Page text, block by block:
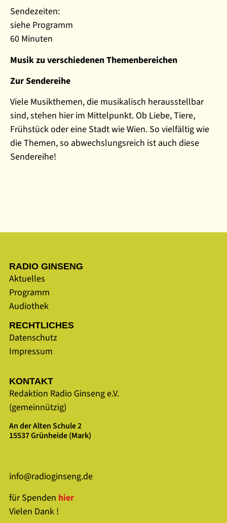
Sendezeiten:
siehe Programm
60 Minuten
Musik zu verschiedenen Themenbereichen
Zur Sendereihe
Viele Musikthemen, die musikalisch herausstellbar
sind, stehen hier im Mittelpunkt. Ob Liebe, Tiere,
Frühstück oder eine Stadt wie Wien. So vielfältig wie
die Themen, so abwechslungsreich ist auch diese
Sendereihe!
RADIO GINSENG
Aktuelles
Programm
Audiothek
RECHTLICHES
Datenschutz
Impressum
KONTAKT
Redaktion Radio Ginseng e.V.
(gemeinnützig)
An der Alten Schule 2
15537 Grünheide (Mark)
info@radioginseng.de
für Spenden hier
Vielen Dank !